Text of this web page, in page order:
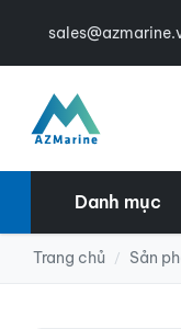
Danh mục
Trang chủ / Sản